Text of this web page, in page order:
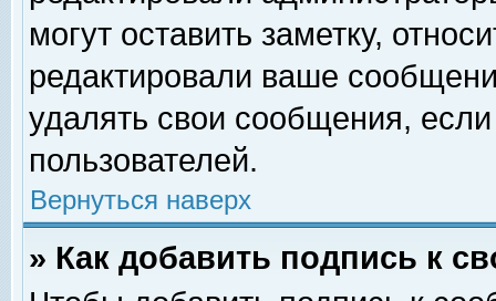
могут оставить заметку,
редактировали ваше
удалять свои сообщения,
пользователей.
Вернуться наверх
» Как добавить подпись к